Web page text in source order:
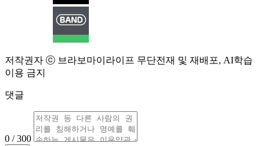
저작권자 ⓒ 브라보마이라이프 무단전재 및 재배포, AI학습
이용 금지
댓글
0 / 300